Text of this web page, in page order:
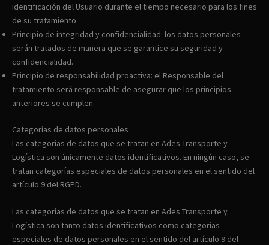
identificación del Usuario durante el tiempo necesario para los fines
de su tratamiento.
Principio de integridad y confidencialidad: los datos personales
serán tratados de manera que se garantice su seguridad y
confidencialidad.
Principio de responsabilidad proactiva: el Responsable del
tratamiento será responsable de asegurar que los principios
anteriores se cumplen.
Categorías de datos personales
Las categorías de datos que se tratan en Ades Transporte y
Logística son únicamente datos identificativos. En ningún caso, se
tratan categorías especiales de datos personales en el sentido del
artículo 9 del RGPD.
Las categorías de datos que se tratan en Ades Transporte y
Logística son tanto datos identificativos como categorías
especiales de datos personales en el sentido del artículo 9 del